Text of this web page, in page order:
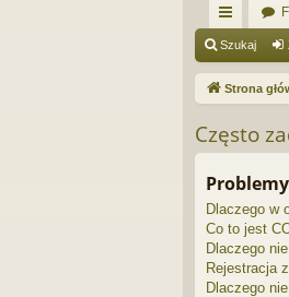
ię
ce
…
Szukaj
Strona
Często
Dlaczego w
Co to jest
Dlaczego
Rejestracja
Dlaczego